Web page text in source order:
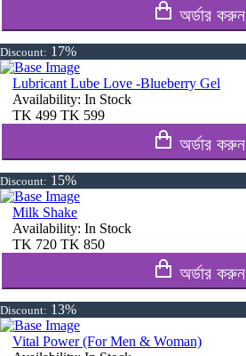
অর্ডার করুন
Discount: 17%
Lubricant Lube Love -Blueberry Gel
Availability: In Stock
TK 499 TK 599
অর্ডার করুন
Discount: 15%
Milk Shake
Availability: In Stock
TK 720 TK 850
অর্ডার করুন
Discount: 13%
Vital Power (For Men & Woman)